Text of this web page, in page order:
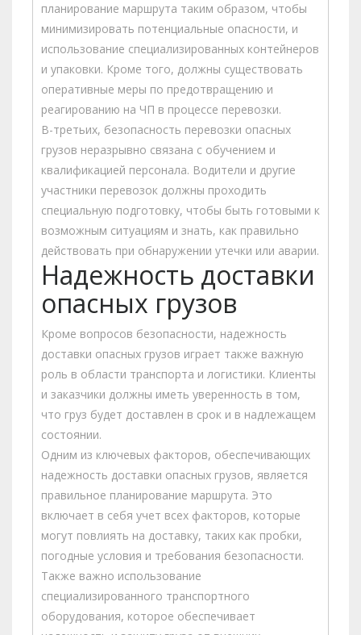
планирование маршрута таким образом, чтобы
минимизировать потенциальные опасности, и
использование специализированных контейнеров
и упаковки. Кроме того, должны существовать
оперативные меры по предотвращению и
реагированию на ЧП в процессе перевозки.
В-третьих, безопасность перевозки опасных
грузов неразрывно связана с обучением и
квалификацией персонала. Водители и другие
участники перевозок должны проходить
специальную подготовку, чтобы быть готовыми к
возможным ситуациям и знать, как правильно
действовать при обнаружении утечки или аварии.
Надежность доставки
опасных грузов
Кроме вопросов безопасности, надежность
доставки опасных грузов играет также важную
роль в области транспорта и логистики. Клиенты
и заказчики должны иметь уверенность в том,
что груз будет доставлен в срок и в надлежащем
состоянии.
Одним из ключевых факторов, обеспечивающих
надежность доставки опасных грузов, является
правильное планирование маршрута. Это
включает в себя учет всех факторов, которые
могут повлиять на доставку, таких как пробки,
погодные условия и требования безопасности.
Также важно использование
специализированного транспортного
оборудования, которое обеспечивает